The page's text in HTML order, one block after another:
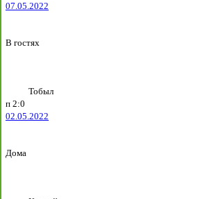
07.05.2022
В гостях
Тобыл
п 2:0
02.05.2022
Дома